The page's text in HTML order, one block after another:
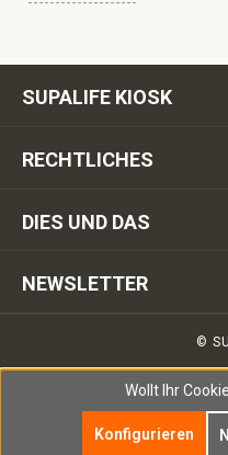
SUPALIFE KIOSK
RECHTLICHES
DIES UND DAS
NEWSLETTER
©
Wollt Ihr
Konfigurieren